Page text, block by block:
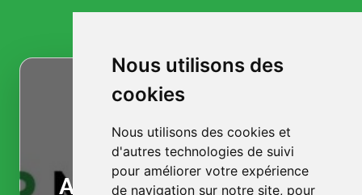
Nous utilisons des
cookies
Nous utilisons des cookies et
d'autres technologies de suivi
pour améliorer votre expérience
de navigation sur notre site, pour
Accueil